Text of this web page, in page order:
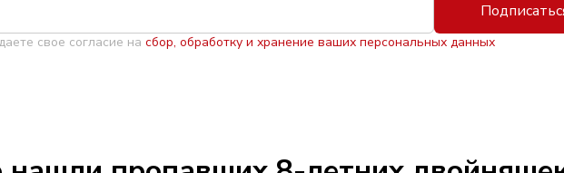
свое согласие на сбор, обработку и хранение ваших персональных данных